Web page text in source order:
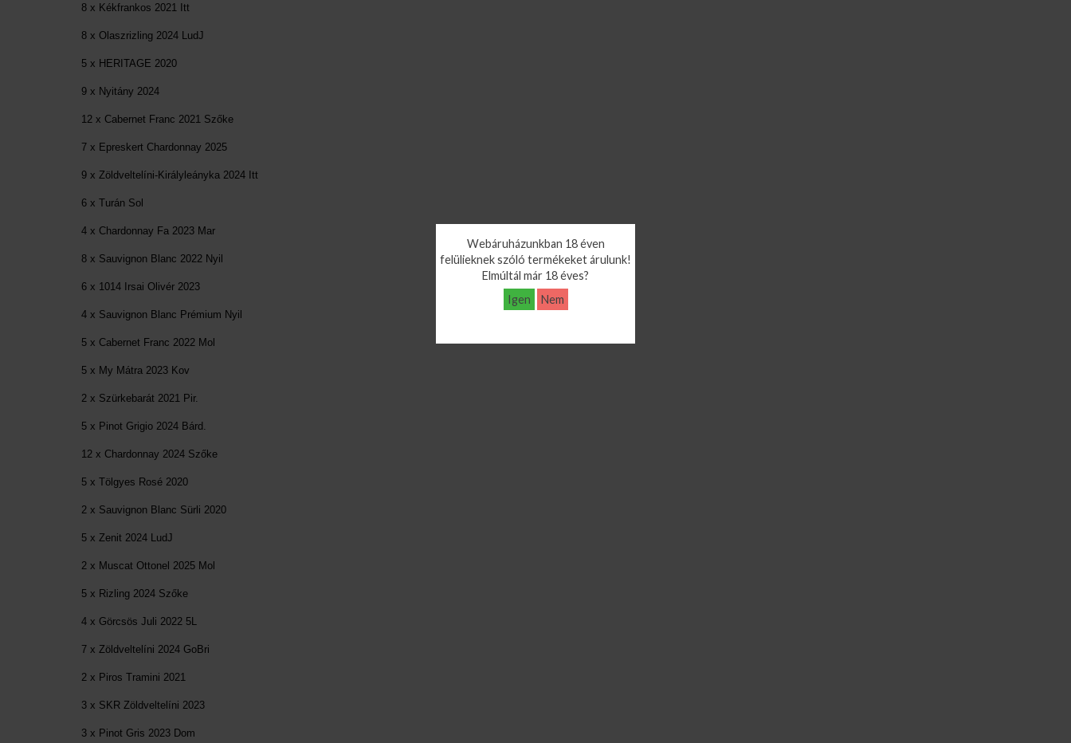
Webáruházunkban 18 éven
felülieknek szóló termékeket árulunk!
Elmúltál már 18 éves?
Igen
Nem
8 x Kékfrankos 2021 Itt
8 x Olaszrizling 2024 LudJ
5 x HERITAGE 2020
9 x Nyitány 2024
12 x Cabernet Franc 2021 Szőke
7 x Epreskert Chardonnay 2025
9 x Zöldveltelíni-Királyleányka 2024 Itt
6 x Turán Sol
4 x Chardonnay Fa 2023 Mar
8 x Sauvignon Blanc 2022 Nyil
6 x 1014 Irsai Olivér 2023
4 x Sauvignon Blanc Prémium Nyil
5 x Cabernet Franc 2022 Mol
5 x My Mátra 2023 Kov
2 x Szürkebarát 2021 Pir.
5 x Pinot Grigio 2024 Bárd.
12 x Chardonnay 2024 Szőke
5 x Tölgyes Rosé 2020
2 x Sauvignon Blanc Sürli 2020
5 x Zenit 2024 LudJ
2 x Muscat Ottonel 2025 Mol
5 x Rizling 2024 Szőke
4 x Görcsös Juli 2022 5L
7 x Zöldveltelíni 2024 GoBri
2 x Piros Tramini 2021
3 x SKR Zöldveltelíni 2023
3 x Pinot Gris 2023 Dom